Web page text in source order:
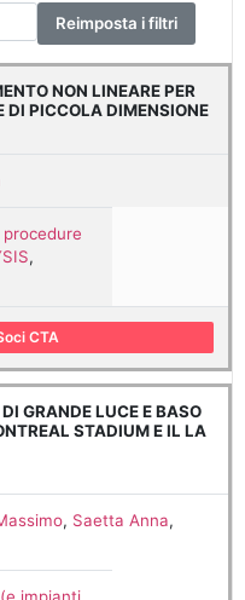
Reimposta i filtri
NON LINEARE PER
DI PICCOLA DIMENSIONE
procedure
,
CTA
GRANDE LUCE E BASO
STADIUM E IL LA
, Saetta Anna,
(e impianti